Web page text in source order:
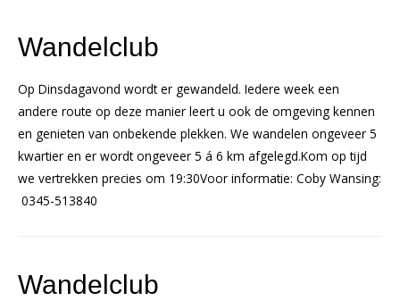
Wandelclub
Op Dinsdagavond wordt er gewandeld. Iedere week een
andere route op deze manier leert u ook de omgeving kennen
en genieten van onbekende plekken. We wandelen ongeveer 5
kwartier en er wordt ongeveer 5 á 6 km afgelegd.Kom op tijd
we vertrekken precies om 19:30Voor informatie: Coby Wansing:
0345-513840
Wandelclub